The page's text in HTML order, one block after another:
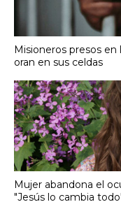
Misioneros presos
oran en sus celdas
Mujer abandona el
"Jesús lo cambia